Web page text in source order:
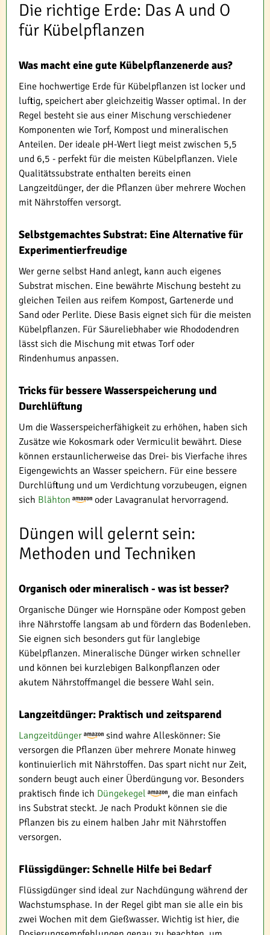
Die richtige Erde: Das A und O
für Kübelpflanzen
Was macht eine gute Kübelpflanzenerde aus?
Eine hochwertige Erde für Kübelpflanzen ist locker und
luftig, speichert aber gleichzeitig Wasser optimal. In der
Regel besteht sie aus einer Mischung verschiedener
Komponenten wie Torf, Kompost und mineralischen
Anteilen. Der ideale pH-Wert liegt meist zwischen 5,5
und 6,5 - perfekt für die meisten Kübelpflanzen. Viele
Qualitätssubstrate enthalten bereits einen
Langzeitdünger, der die Pflanzen über mehrere Wochen
mit Nährstoffen versorgt.
Selbstgemachtes Substrat: Eine Alternative für
Experimentierfreudige
Wer gerne selbst Hand anlegt, kann auch eigenes
Substrat mischen. Eine bewährte Mischung besteht zu
gleichen Teilen aus reifem Kompost, Gartenerde und
Sand oder Perlite. Diese Basis eignet sich für die meisten
Kübelpflanzen. Für Säureliebhaber wie Rhododendren
lässt sich die Mischung mit etwas Torf oder
Rindenhumus anpassen.
Tricks für bessere Wasserspeicherung und
Durchlüftung
Um die Wasserspeicherfähigkeit zu erhöhen, haben sich
Zusätze wie Kokosmark oder Vermiculit bewährt. Diese
können erstaunlicherweise das Drei- bis Vierfache ihres
Eigengewichts an Wasser speichern. Für eine bessere
Durchlüftung und um Verdichtung vorzubeugen, eignen
sich Blähton oder Lavagranulat hervorragend.
Düngen will gelernt sein:
Methoden und Techniken
Organisch oder mineralisch - was ist besser?
Organische Dünger wie Hornspäne oder Kompost geben
ihre Nährstoffe langsam ab und fördern das Bodenleben.
Sie eignen sich besonders gut für langlebige
Kübelpflanzen. Mineralische Dünger wirken schneller
und können bei kurzlebigen Balkonpflanzen oder
akutem Nährstoffmangel die bessere Wahl sein.
Langzeitdünger: Praktisch und zeitsparend
Langzeitdünger
sind wahre Alleskönner: Sie
versorgen die Pflanzen über mehrere Monate hinweg
kontinuierlich mit Nährstoffen. Das spart nicht nur Zeit,
sondern beugt auch einer Überdüngung vor. Besonders
praktisch finde ich Düngekegel
, die man einfach
ins Substrat steckt. Je nach Produkt können sie die
Pflanzen bis zu einem halben Jahr mit Nährstoffen
versorgen.
Flüssigdünger: Schnelle Hilfe bei Bedarf
Flüssigdünger sind ideal zur Nachdüngung während der
Wachstumsphase. In der Regel gibt man sie alle ein bis
zwei Wochen mit dem Gießwasser. Wichtig ist hier, die